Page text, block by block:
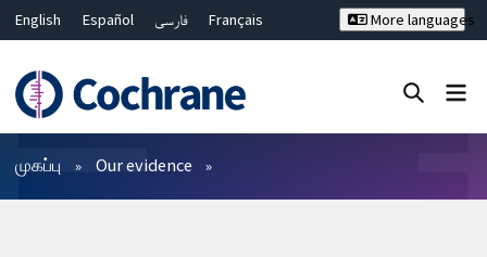
English Español فارسی
Français
Bahasa Malaysia
ไทย
繁體中文
简体中文
More languages
வடிகட்டிகள்
முகப்பு Our evidence